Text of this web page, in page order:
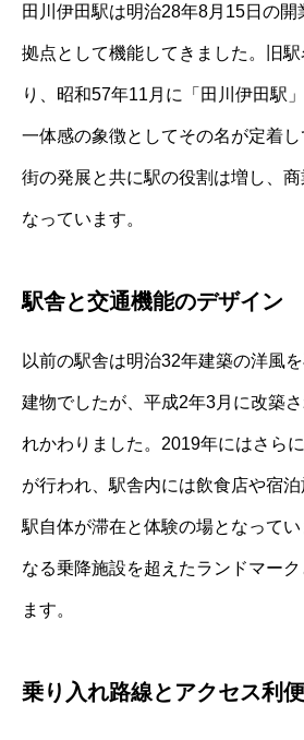
田川伊田駅は明治28年8月15日の開
拠点として機能してきました。旧
り、昭和57年11月に「田川伊田駅
一体感の象徴としてその名が定着
街の発展と共に駅の役割は増し、
なっています。
駅舎と交通機能のデザイン
以前の駅舎は明治32年建築の洋風
建物でしたが、平成2年3月に改築
れかわりました。2019年にはさら
が行われ、駅舎内には飲食店や宿泊
駅自体が滞在と体験の場となって
なる乗降施設を超えたランドマー
ます。
乗り入れ路線とアクセス利